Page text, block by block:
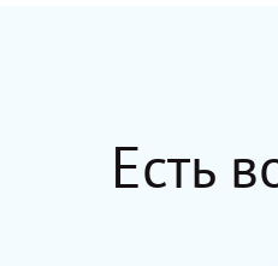
Есть